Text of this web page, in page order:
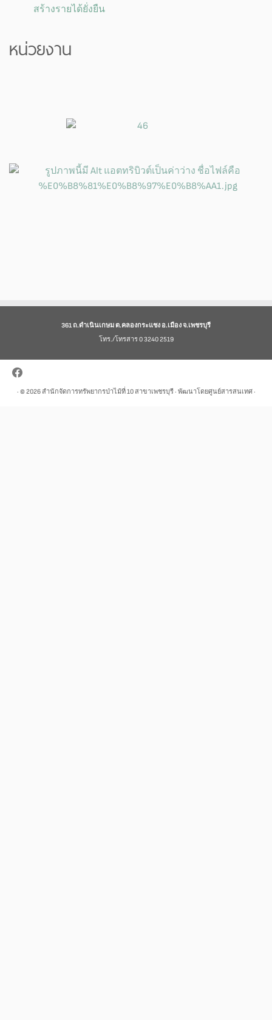
สร้างรายได้ยั่งยืน
หน่วยงาน
361 ถ.ดำเนินเกษม ต.คลองกระแชง อ.เมือง จ.เพชรบุรี
โทร./โทรสาร 0 3240 2519
· © 2026สำนักจัดการทรัพยากรป่าไม้ที่ 10 สาขาเพชรบุรี· พัฒนาโดยศูนย์สารสนเทศ ·